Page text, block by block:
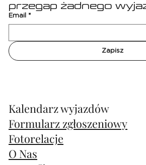
przegap żadnego
Email *
Zapisz
Kalendarz wyjazdów
Formularz zgłoszeniowy
Fotorelacje
O Nas